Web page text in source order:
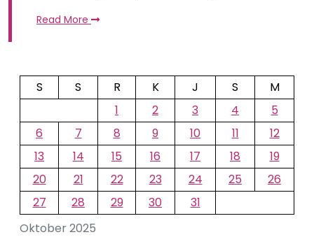
Read More
Oktober 2025
S S R K J S
M
1
2 3 4
5
6
7 8 9 10 11
12
13
14 15 16 17 18
19
20
21 22 23 24 25
26
27
28 29 30 31